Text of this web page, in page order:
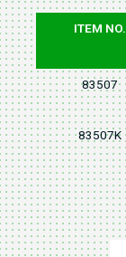
ITEM NO.
83507
83507K